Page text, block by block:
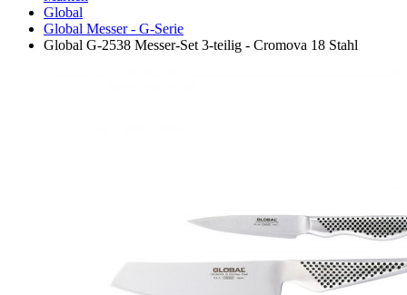
Global
Global Messer - G-Serie
Global G-2538 Messer-Set 3-teilig - Cromova 18 Stahl